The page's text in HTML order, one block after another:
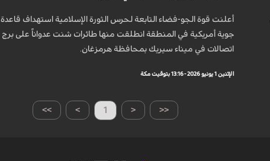
أعلنت قوة الجو-فضاء التابعة لحرس الثورة الإسلامية استهداف قاعدة
جوية أمريكية في المنطقة انطلقت منها طائرات شنت عدواناً على برج
اتصالات في ميناء سيريك بمحافظة هرمزغان.
الإثنين 1 يونيو 2026 - 13:16 بتوقيت مكة
>> > 1 < <<